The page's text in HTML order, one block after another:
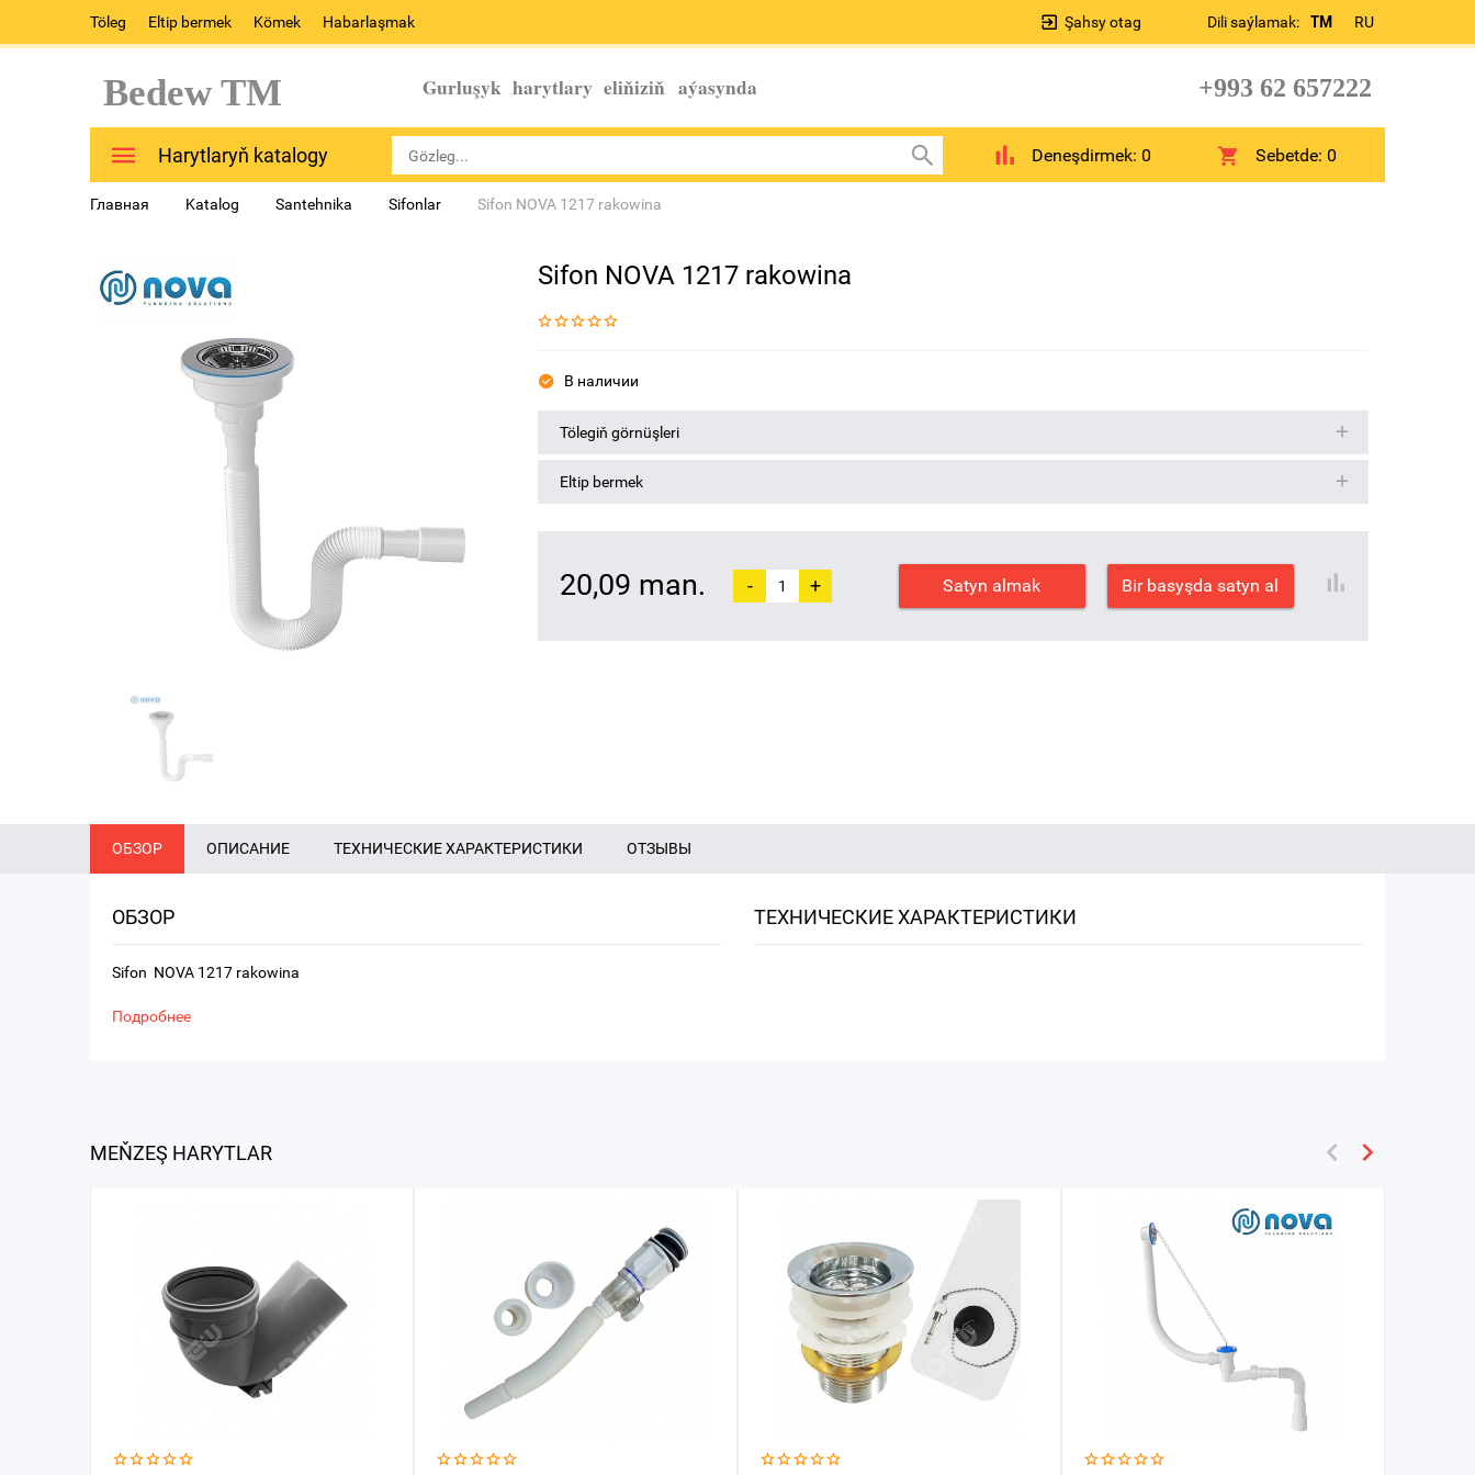
Töleg Eltip bermek Kömek Habarlaşmak Dili saýlamak: TM RU
Şahsy otag
Bedew TM Gurluşyk harytlary eliňiziň aýasynda +993 62 657222
Harytlaryň katalogy Deneşdirmek: 0 Sebetde:0
Главная Katalog Santehnika Sifonlar Sifon NOVA 1217 rakowina
Sifon NOVA 1217 rakowina
В наличии
Tölegiň görnüşleri
Eltip bermek
20,09 man. - + Satyn almak Bir basyşda satyn al
ОБЗОР ОПИСАНИЕ ТЕХНИЧЕСКИЕ ХАРАКТЕРИСТИКИ ОТЗЫВЫ
ОБЗОР
Sifon NOVA 1217 rakowina
Подробнее
ТЕХНИЧЕСКИЕ ХАРАКТЕРИСТИКИ
MEŇZEŞ HARYTLAR